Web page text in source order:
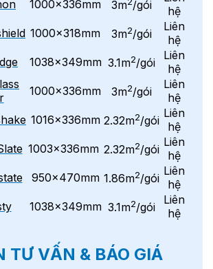
1000x336mm 3m /gói
hệ
1000x318mm 3m2/gói
Liên
hệ
1038x349mm 3.1m2/gói
Liên
hệ
1000x336mm 3m2/gói
Liên
hệ
1016x336mm 2.32m2/gói
Liên
hệ
1003x336mm 2.32m2/gói
Liên
hệ
950x470mm 1.86m2/gói
Liên
hệ
1038x349mm 3.1m2/gói
Liên
hệ
TƯ VẤN & BÁO GIÁ